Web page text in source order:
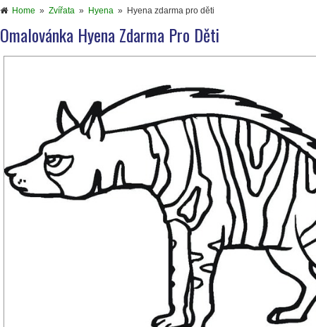
Home » Zvířata » Hyena » Hyena zdarma pro děti
Omalovánka Hyena Zdarma Pro Děti